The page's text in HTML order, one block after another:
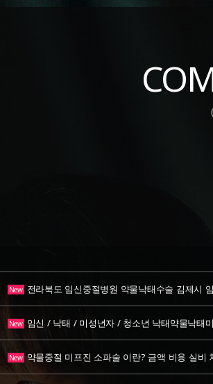
New전라북도 임신중절병원 약물낙태수술 김제시
New임신 / 낙태 / 미성년자 / 청소년 낙태약물낙태
New약물중절 미프진 소파술 이란? 금액 비용 실비